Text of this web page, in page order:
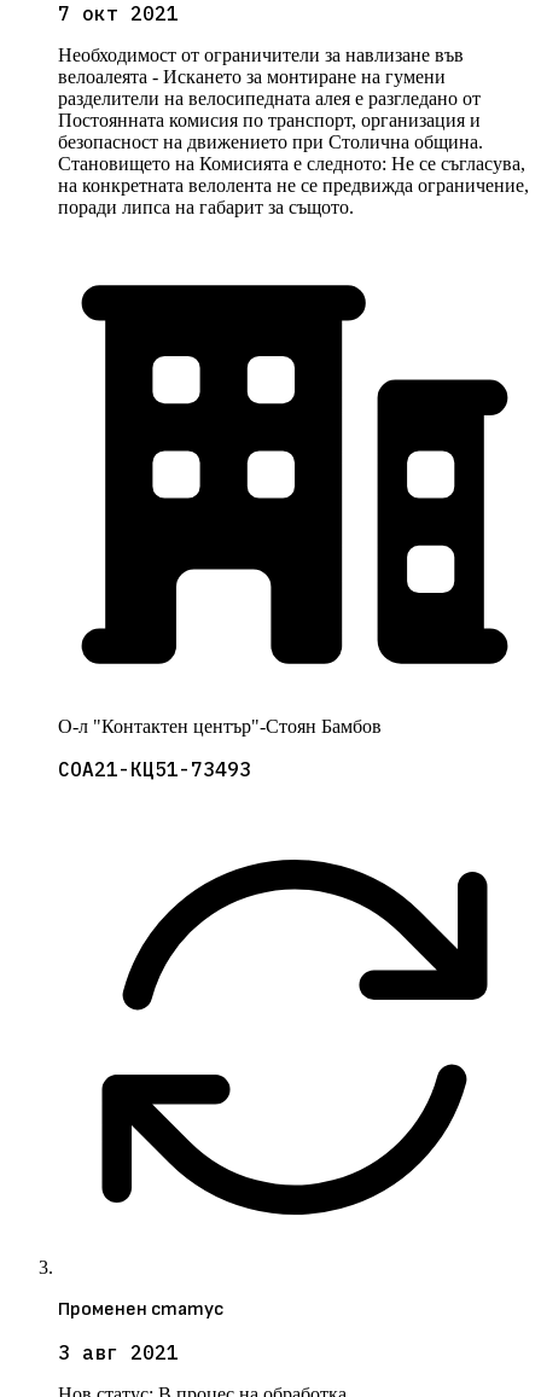
7 окт 2021
Необходимост от ограничители за навлизане във
велоалеята - Искането за монтиране на гумени
разделители на велосипедната алея е разгледано от
Постоянната комисия по транспорт, организация и
безопасност на движението при Столична община.
Становището на Комисията е следното: Не се съгласува,
на конкретната велолента не се предвижда ограничение,
поради липса на габарит за същото.
О-л "Контактен център"-Стоян Бамбов
СОА21-КЦ51-73493
Променен статус
3 авг 2021